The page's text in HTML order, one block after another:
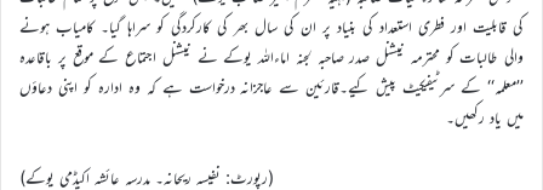
کی قابلیت اور فطری استعداد کی بنیاد پر ان کی سال بھر کی کارکردگی کو سراہا گیا۔ کامیاب ہونے
والی طالبات کو محترمہ نیشنل صدر صاحبہ لجنہ اماءاللہ یوکے نے نیشنل اجتماع کے موقع پر باقاعدہ
’’معلمہ‘‘ کے سرٹیفیکیٹ پیش کیے۔قارئین سے عاجزانہ درخواست ہے کہ وہ ادارہ کو اپنی دعاؤں
میں یاد رکھیں۔
(رپورٹ: نفیسہ ریحانہ۔ مدرسہ عائشہ اکیڈمی یوکے)